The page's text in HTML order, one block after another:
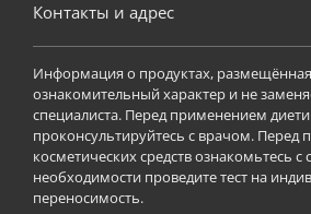
Контакты и адрес
Информация о продуктах, размещённая
ознакомительный характер и не
специалиста. Перед применением
проконсультируйтесь с врачом. Перед
косметических средств ознакомьтесь с
необходимости проведите тест на
переносимость.